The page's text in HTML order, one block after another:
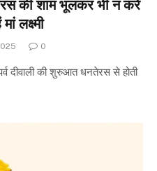
की शाम भूलकर भी न करें
लक्ष्मी
0
दीवाली की शुरुआत धनतेरस से होती